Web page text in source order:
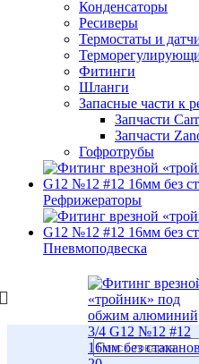
Конденсаторы
Ресиверы
Термостаты и
Фитинги
Шланги
Запасные части к
Запчасти
Запчасти
Гофротрубы
Рефрижераторы
Пневмоподвеска